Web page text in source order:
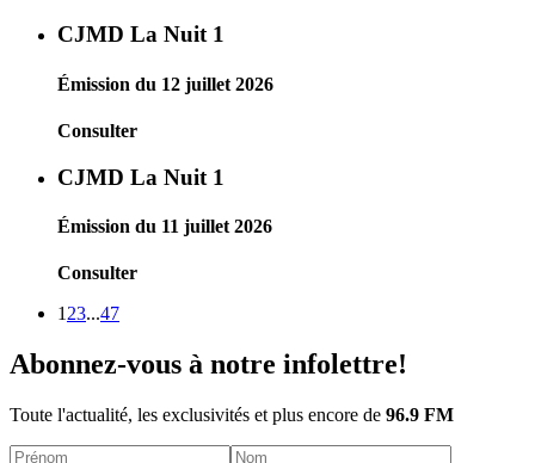
CJMD La Nuit 1
Émission du 12 juillet 2026
Consulter
CJMD La Nuit 1
Émission du 11 juillet 2026
Consulter
1 23...47
Abonnez-vous à notre infolettre!
Toute l'actualité, les exclusivités et plus encore de 96.9 FM